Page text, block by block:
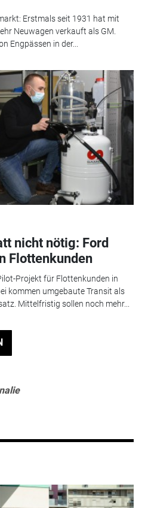
Erstmals seit 1931 hat mit
Neuwagen verkauft als GM.
Engpässen in der...
nicht nötig: Ford
Flottenkunden
Projekt für Flottenkunden in
kommen umgebaute Transit als
Mittelfristig sollen noch mehr...